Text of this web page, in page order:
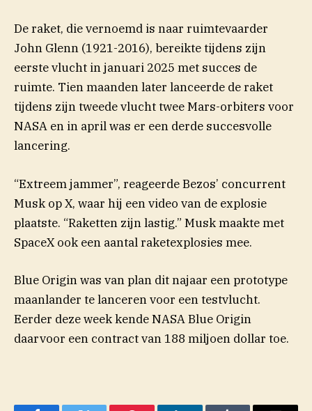
De raket, die vernoemd is naar ruimtevaarder
John Glenn (1921-2016), bereikte tijdens zijn
eerste vlucht in januari 2025 met succes de
ruimte. Tien maanden later lanceerde de raket
tijdens zijn tweede vlucht twee Mars-orbiters voor
NASA en in april was er een derde succesvolle
lancering.
“Extreem jammer”, reageerde Bezos’ concurrent
Musk op X, waar hij een video van de explosie
plaatste. “Raketten zijn lastig.” Musk maakte met
SpaceX ook een aantal raketexplosies mee.
Blue Origin was van plan dit najaar een prototype
maanlander te lanceren voor een testvlucht.
Eerder deze week kende NASA Blue Origin
daarvoor een contract van 188 miljoen dollar toe.